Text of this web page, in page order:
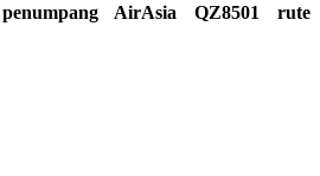
AirAsia QZ8501 rute